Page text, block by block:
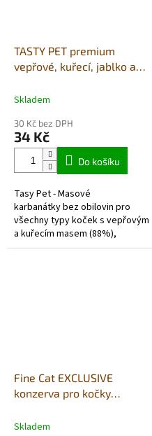
TASTY PET premium
vepřové, kuřecí, jablko a
Skladem
30 Kč bez DPH
34 Kč
Do košíku
Tasy Pet - Masové
karbanátky bez obilovin pro
všechny typy koček s vepřovým
a kuřecím masem (88%),
jablkem a dýní.
Fine Cat EXCLUSIVE
konzerva pro kočky
Skladem